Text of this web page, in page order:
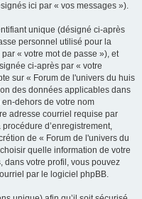
ici par « vos messages »).
unique (désigné ci-après
personnel utilisé pour la
« votre mot de passe »), et
ci-après par « votre
sur « Forum de l'univers du huis
des données applicables dans
dehors de votre nom
adresse courriel requise par
d’enregistrement,
de « Forum de l'univers du
quelle information de votre
dans votre profil, vous pouvez
par le logiciel phpBB.